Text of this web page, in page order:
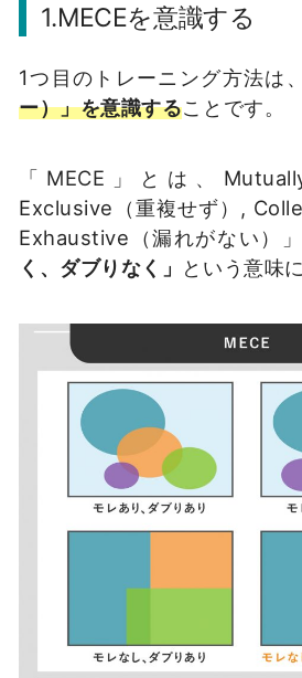
1.MECEを意識する
1つ目のトレーニング方法は、
ー）」を意識することです。
「MECE」とは、
Exclusive（重複せず）,
Exhaustive（漏れがない）」
く、ダブりなく」 という意味